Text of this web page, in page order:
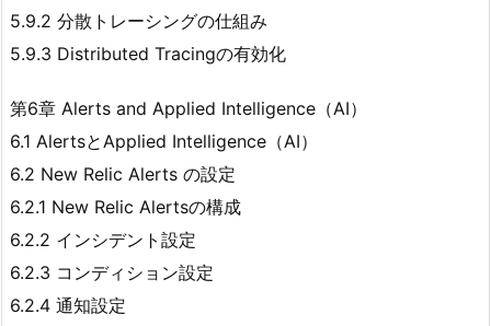
5.9.2 分散トレーシングの仕組み
5.9.3 Distributed Tracingの有効化
第6章 Alerts and Applied Intelligence（AI）
6.1 AlertsとApplied Intelligence（AI）
6.2 New Relic Alerts の設定
6.2.1 New Relic Alertsの構成
6.2.2 インシデント設定
6.2.3 コンディション設定
6.2.4 通知設定